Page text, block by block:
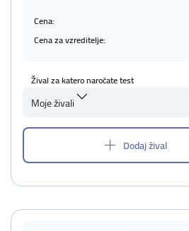
Cena:
Cena za vzreditelje:
Žival za katero naročate test
Moje živali
Dodaj žival